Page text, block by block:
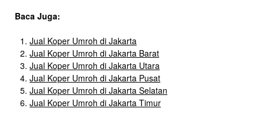
Baca Juga:
Jual Koper Umroh di Jakarta
Jual Koper Umroh di Jakarta Barat
Jual Koper Umroh di Jakarta Utara
Jual Koper Umroh di Jakarta Pusat
Jual Koper Umroh di Jakarta Selatan
Jual Koper Umroh di Jakarta Timur